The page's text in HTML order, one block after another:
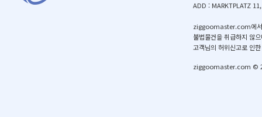
ziggoomaster.com에서
불법물건을취급하지않
고객님의허위신고로인